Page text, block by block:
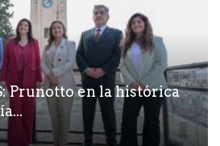
Prunotto en la histórica